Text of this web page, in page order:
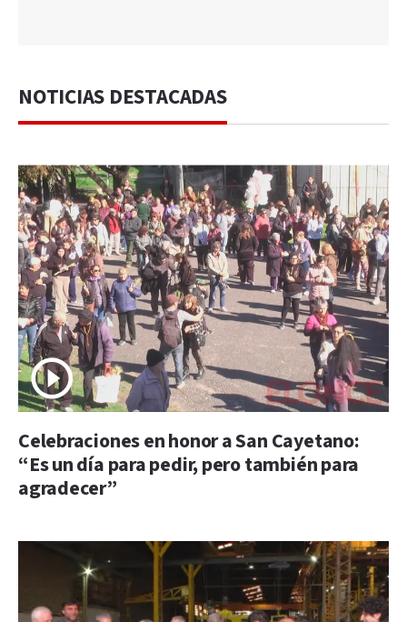
NOTICIAS DESTACADAS
Celebraciones en honor a San Cayetano:
“Es un día para pedir, pero también para
agradecer”